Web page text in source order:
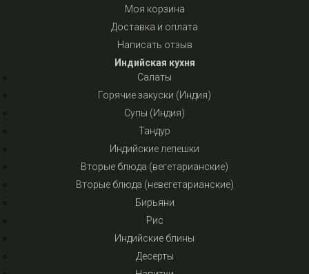
Моя корзина
Доставка и оплата
Написать отзыв
Индийская кухня
Салаты
Горячие закуски (Индия)
Супы (Индия)
Тандур
Индийские лепешки
Вторые блюда (вегетарианские)
Вторые блюда (невегетарианские)
Бирьяни
Рис
Индийские блины
Десерты